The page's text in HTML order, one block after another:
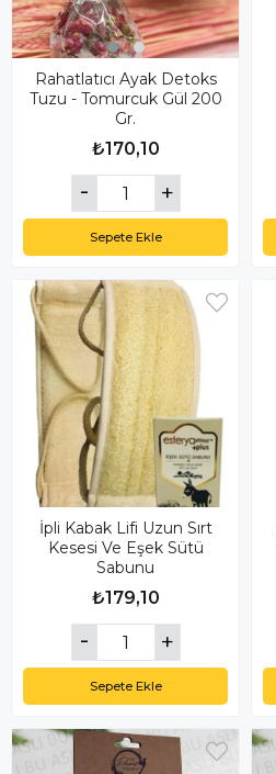
Rahatlatıcı Ayak Detoks
Tuzu - Tomurcuk Gül 200
Gr.
₺170,10
Sepete Ekle
İpli Kabak Lifi Uzun Sırt
Kesesi Ve Eşek Sütü
Sabunu
₺179,10
Sepete Ekle